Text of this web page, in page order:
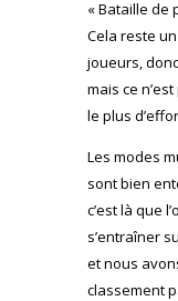
« Bataille de
Cela reste
joueurs,
mais ce
le plus
Les modes
sont bien
c’est là que
s’entraîner
et nous
classement